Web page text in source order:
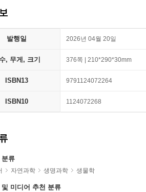
발행일 2026년 04월 20일
, 무게, 크기 376쪽 | 210*290*30mm
ISBN13 9791124072264
ISBN10 1124072268
분류
자연과학 생명과학 생물학
및 미디어 추천 분류